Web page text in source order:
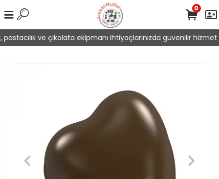
ve çikolata ekipmanı ihtiyaçlarınızda güvenilir hizmet
0